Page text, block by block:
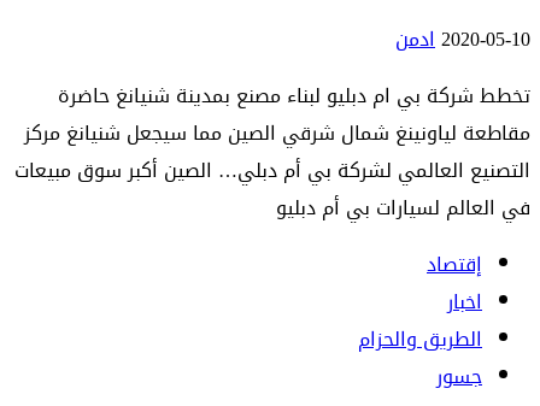
2020-05-10ادمن
تخطط شركة بي ام دبليو لبناء مصنع بمدينة شنيانغ حاضرة
مقاطعة لياونينغ شمال شرقي الصين مما سيجعل شنيانغ مركز
التصنيع العالمي لشركة بي أم دبلي… الصين أكبر سوق مبيعات
في العالم لسيارات بي أم دبليو
إقتصاد
اخبار
الطريق والحزام
جسور